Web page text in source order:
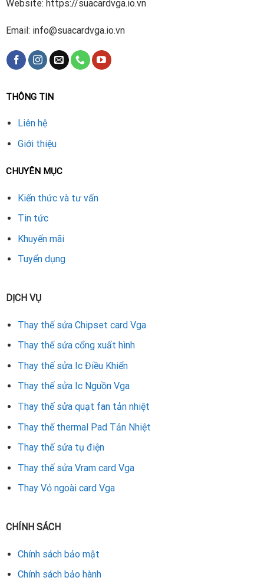
Website: https://suacardvga.io.vn
Email: info@suacardvga.io.vn
THÔNG TIN
Liên hệ
Giới thiệu
CHUYÊN MỤC
Kiến thức và tư vấn
Tin tức
Khuyến mãi
Tuyển dụng
DỊCH VỤ
Thay thế sửa Chipset card Vga
Thay thế sửa cổng xuất hình
Thay thế sửa Ic Điều Khiển
Thay thế sửa Ic Nguồn Vga
Thay thế sửa quạt fan tản nhiệt
Thay thế thermal Pad Tản Nhiệt
Thay thế sửa tụ điện
Thay thế sửa Vram card Vga
Thay Vỏ ngoài card Vga
CHÍNH SÁCH
Chính sách bảo mật
Chính sách bảo hành